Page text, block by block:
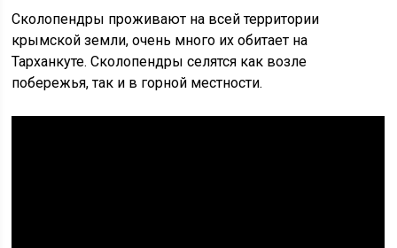
Сколопендры проживают на всей территории
крымской земли, очень много их обитает на
Тарханкуте. Сколопендры селятся как возле
побережья, так и в горной местности.